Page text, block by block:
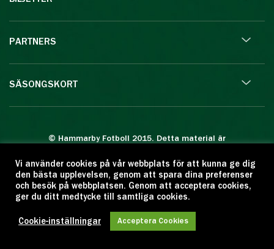
PARTNERS
SÄSONGSKORT
© Hammarby Fotboll 2015. Detta material är
Eftertryck eller annan kopiering är förbjuden.
Citera oss gärna men ange källan:
www.hammarbyfotboll.se. Ansvarig utgivare:
Love Gustafsson.
Vi använder cookies på vår webbplats för att kunna ge dig
den bästa upplevelsen, genom att spara dina preferenser
och besök på webbplatsen. Genom att acceptera cookies,
ger du ditt medtycke till samtliga cookies.
Cookie-inställningar Acceptera Cookies